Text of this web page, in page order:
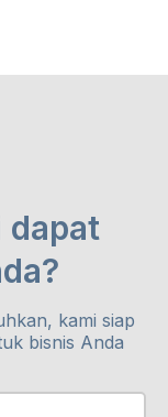
dapat
kami siap
bisnis Anda